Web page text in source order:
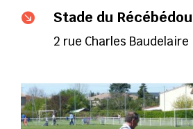
 Stade du Récébédou
2 rue Charles Baudelaire